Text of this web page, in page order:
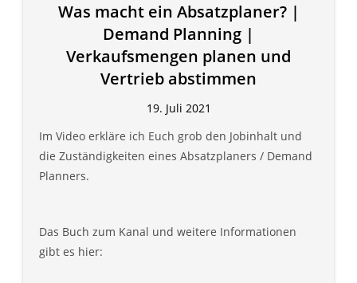
Was macht ein Absatzplaner? |
Demand Planning |
Verkaufsmengen planen und
Vertrieb abstimmen
19. Juli 2021
Im Video erkläre ich Euch grob den Jobinhalt und
die Zuständigkeiten eines Absatzplaners / Demand
Planners.
Das Buch zum Kanal und weitere Informationen
gibt es hier: